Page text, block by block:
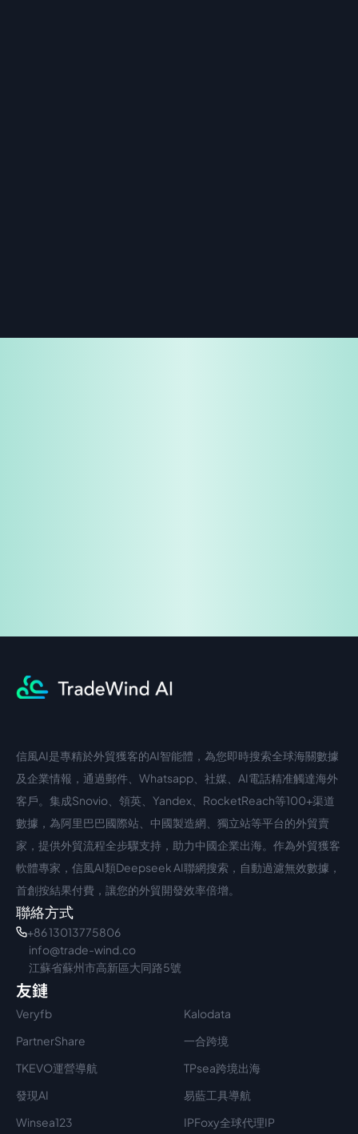
中文入口
信風AI是專精於外貿獲客的AI智能體，為您即時搜索全球海關數據
及企業情報，通過郵件、Whatsapp、社媒、AI電話精准觸達海外
客戶。集成Snovio、領英、Yandex、RocketReach等100+渠道
數據，為阿里巴巴國際站、中國製造網、獨立站等平台的外貿賣
家，提供外貿流程全步驟支持，助力中國企業出海。作為外貿獲客
軟體專家，信風AI類Deepseek AI聯網搜索，自動過濾無效數據，
首創按結果付費，讓您的外貿開發效率倍增。
聯絡方式
+86 13013775806
info@trade-wind.co
江蘇省蘇州市高新區大同路5號
友鏈
Veryfb
Kalodata
PartnerShare
一合跨境
TKEVO運營導航
TPsea跨境出海
發現AI
易藍工具導航
Winsea123
IPFoxy全球代理IP